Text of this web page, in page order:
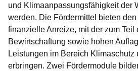
und Klimaanpassungsfähigkeit der
werden. Die Fördermittel bieten
finanzielle Anreize, mit der zum Teil
Bewirtschaftung sowie hohen
Leistungen im Bereich Klimaschutz
erbringen. Zwei Fördermodule